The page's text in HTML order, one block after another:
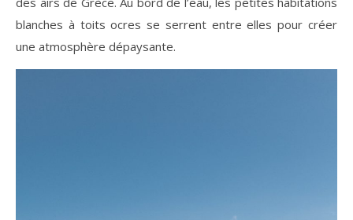
blanches à toits ocres se serrent entre elles pour créer
une atmosphère dépaysante.